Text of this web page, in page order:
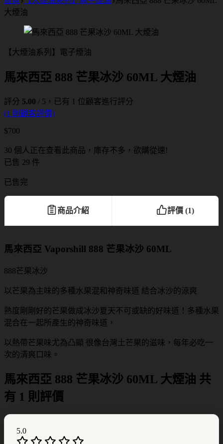
大煙油
【大煙油系列】電子煙油
馬來西亞 888 芒果冰沙 60ML 大煙油
評分 5.00 / 5，已有 1 位顧客進行評分
(1 則顧客評價)
$700
30 個人正在查看此商品，庫存不多，欲購從速!
已售 29 件
已售完
商品介紹 評價 (1)
馬來西亞 Vaporshill 888 芒果冰沙 60ML
888芒果冰沙
以芒果為主味的多種水果混和神奇味道 結合冰沙的涼爽
熟度剛剛好的芒果做成冰沙夏天不可或缺的好味道！多種水果
混合在一起所產生的神奇味道，
以熱帶芒果味尤為凸顯 很像台灣土芒果的滋味，每年必吃一
次的清爽口味。
馬來西亞 888 芒果冰沙 60ML 大煙油 共
有 1 則評價
5.0